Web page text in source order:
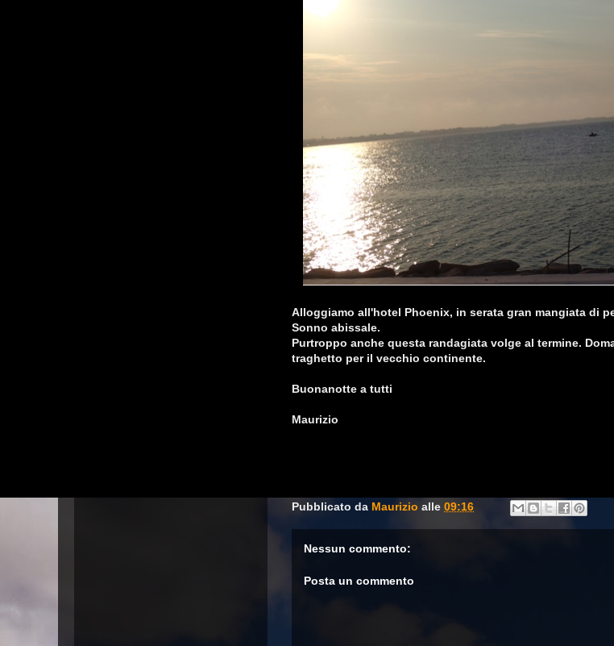
Alloggiamo all'hotel Phoenix, in serata gran mangiata di
Sonno abissale.
Purtroppo anche questa randagiata volge al termine.
traghetto per il vecchio continente.
Buonanotte a tutti
Maurizio
Pubblicato da Maurizio alle 09:16
Nessun commento:
Posta un commento